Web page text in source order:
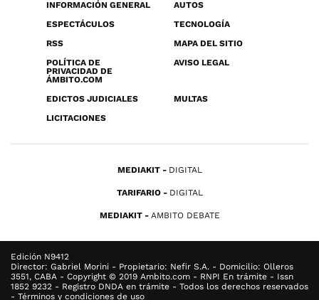
INFORMACIÓN GENERAL
AUTOS
ESPECTÁCULOS
TECNOLOGÍA
RSS
MAPA DEL SITIO
POLÍTICA DE
PRIVACIDAD DE
ÁMBITO.COM
AVISO LEGAL
EDICTOS JUDICIALES
MULTAS
LICITACIONES
MEDIAKIT DIGITAL
TARIFARIO DIGITAL
MEDIAKIT AMBITO DEBATE
Edición N9412
Director: Gabriel Morini - Propietario: Nefir S.A. - Domicilio: Olleros
3551, CABA - Copyright © 2019 Ambito.com - RNPI En trámite - Issn
1852 9232 - Registro DNDA en trámite - Todos los derechos reservados
- Términos y condiciones de uso